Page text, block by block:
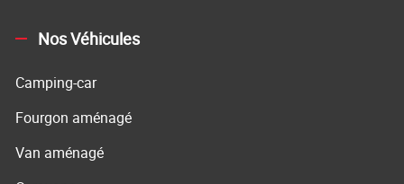
Nos Véhicules
Camping-car
Fourgon aménagé
Van aménagé